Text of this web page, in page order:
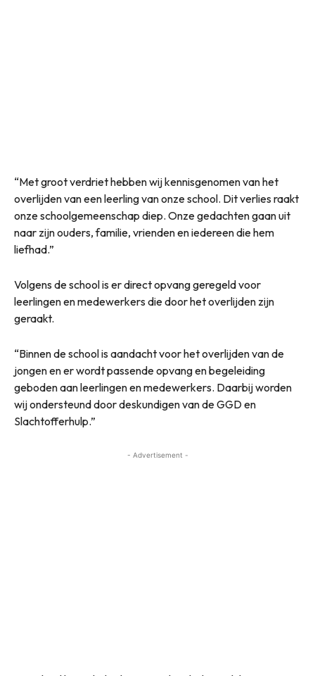
“Met groot verdriet hebben wij kennisgenomen van het
overlijden van een leerling van onze school. Dit verlies raakt
onze schoolgemeenschap diep. Onze gedachten gaan uit
naar zijn ouders, familie, vrienden en iedereen die hem
liefhad.”
Volgens de school is er direct opvang geregeld voor
leerlingen en medewerkers die door het overlijden zijn
geraakt.
“Binnen de school is aandacht voor het overlijden van de
jongen en er wordt passende opvang en begeleiding
geboden aan leerlingen en medewerkers. Daarbij worden
wij ondersteund door deskundigen van de GGD en
Slachtofferhulp.”
- Advertisement -